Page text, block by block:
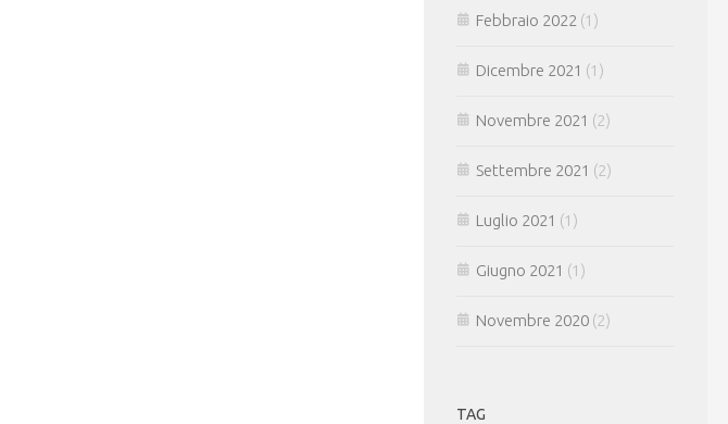
Febbraio 2022 (1)
Dicembre 2021 (1)
Novembre 2021 (2)
Settembre 2021 (2)
Luglio 2021 (1)
Giugno 2021 (1)
Novembre 2020 (2)
TAG